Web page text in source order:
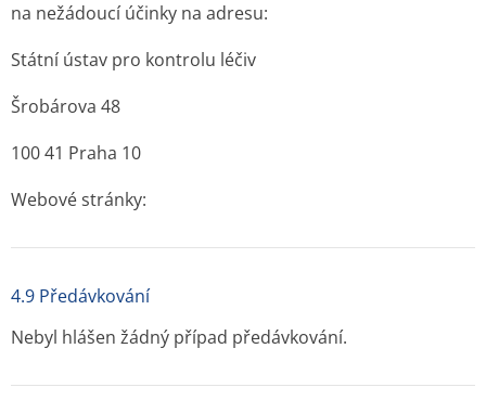
na nežádoucí účinky na adresu:
Státní ústav pro kontrolu léčiv
Šrobárova 48
100 41 Praha 10
Webové stránky:
4.9 Předávkování
Nebyl hlášen žádný případ předávkování.